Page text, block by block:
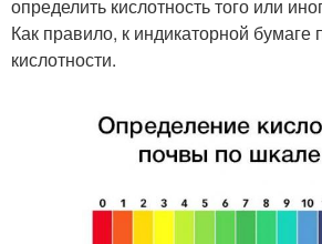
определить кислотность того или
Как правило, к индикаторной бумаге
кислотности.